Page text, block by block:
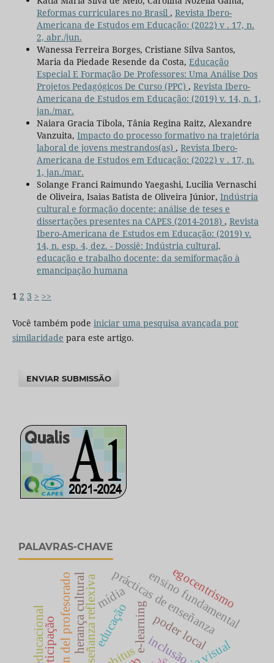
Reformas curriculares no Brasil , Revista Ibero-
Americana de Estudos em Educação: (2022) v . 17, n.
2, abr./jun.
Wanessa Ferreira Borges, Cristiane Silva Santos,
Maria da Piedade Resende da Costa, Educação
Especial E Formação De Professores: Uma Análise Dos
Projetos Pedagógicos De Curso (PPC) , Revista Ibero-
Americana de Estudos em Educação: (2019) v. 14, n. 1,
jan./mar.
Naiara Gracia Tibola, Tânia Regina Raitz, Alexandre
Vanzuita, Impacto do processo formativo na trajetória
laboral de jovens mestrandos(as) , Revista Ibero-
Americana de Estudos em Educação: (2022) v . 17, n.
1, jan./mar.
Solange Franci Raimundo Yaegashi, Lucilia Vernaschi
de Oliveira, Isaias Batista de Oliveira Júnior, Indústria
cultural e formação docente: análise de teses e
dissertações presentes na CAPES (2014-2018) , Revista
Ibero-Americana de Estudos em Educação: (2019) v.
14, n. esp. 4, dez. - Dossiê: Indústria cultural,
educação e trabalho docente: da semiformação à
emancipação humana
1 2 3 > >>
Você também pode iniciar uma pesquisa avançada por
similaridade para este artigo.
ENVIAR SUBMISSÃO
PALAVRAS-CHAVE
educação
inclusão
e-learning
prácticas de enseñanza
enseñanza reflexiva
herança cultural ensino fundamental
participação
egocentrismo
poder local
mídia